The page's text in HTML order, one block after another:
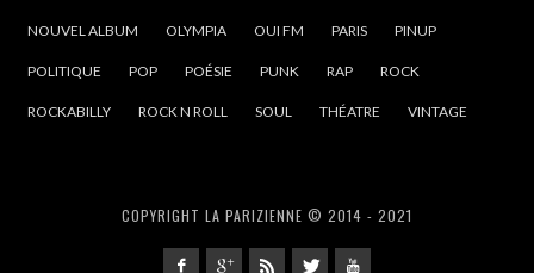
NOUVEL ALBUM OLYMPIA OUI FM PARIS PINUP
POLITIQUE POP POÉSIE PUNK RAP ROCK
ROCKABILLY ROCK N ROLL SOUL THÉATRE VINTAGE
COPYRIGHT LA PARIZIENNE © 2014 - 2021